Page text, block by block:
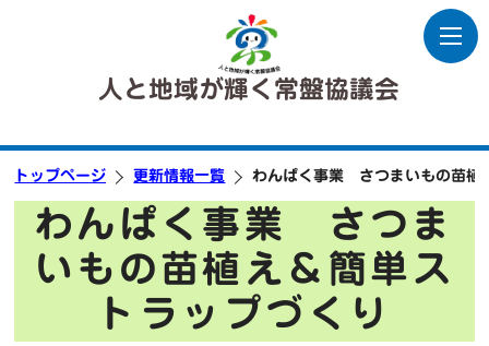
人と地域が輝く常盤協議会
トップページ 更新情報一覧 わんぱく事業 さつまいもの苗植
わんぱく事業 さつま
いもの苗植え＆簡単ス
トラップづくり